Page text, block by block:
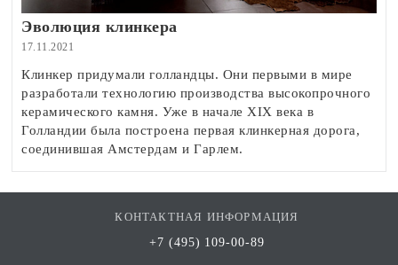
Эволюция клинкера
17.11.2021
Клинкер придумали голландцы. Они первыми в мире
разработали технологию производства высокопрочного
керамического камня. Уже в начале XIX века в
Голландии была построена первая клинкерная дорога,
соединившая Амстердам и Гарлем.
КОНТАКТНАЯ ИНФОРМАЦИЯ
+7 (495) 109-00-89